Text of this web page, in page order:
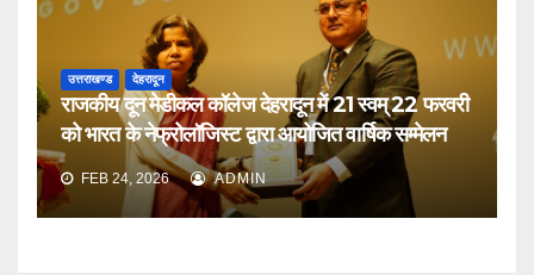
उत्तराखण्ड देहरादून
राजकीय दून मेडीकल कॉलेज देहरादून में 21 स्वम् 22 फरवरी
को भारत के नेफ्रोलॉजिस्ट द्वारा आयोजित वार्षिक सम्मेलन
FEB 24, 2026 ADMIN